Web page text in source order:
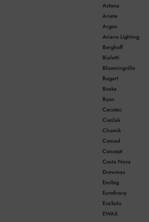
Actona
Ariete
Argon
Aviano Lighting
Berghoff
Bialetti
Bloomingville
Bogart
Boska
Byon
Cecotec
Cieślak
Chomik
Comad
Concept
Costa Nova
Drewmax
Emibig
Eurofirany
EvaSolo
EWAX